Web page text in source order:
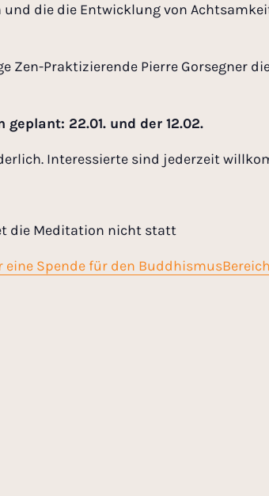
die die Entwicklung von
Zen-Praktizierende Pierre Gorsegner
22.01. und der 12.02.
Interessierte sind jederzeit
die Meditation nicht statt
Spende für den